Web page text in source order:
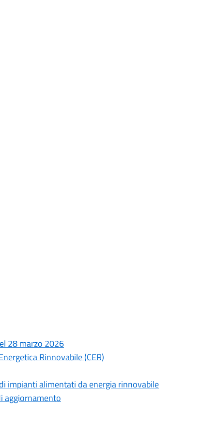
28 marzo 2026
Rinnovabile (CER)
impianti alimentati da energia rinnovabile
aggiornamento